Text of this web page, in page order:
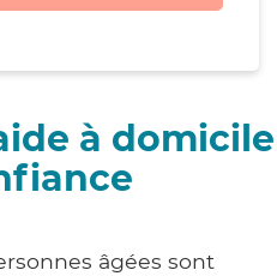
à domicile
âgées sont